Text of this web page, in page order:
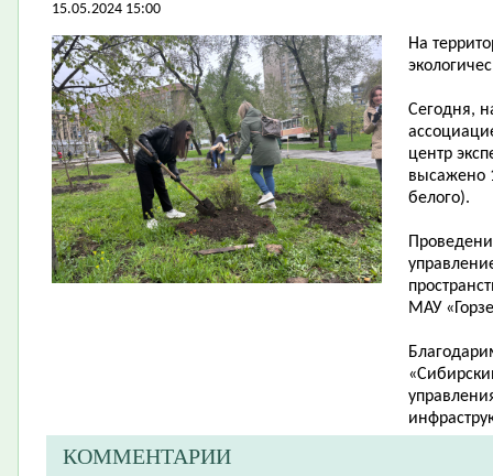
15.05.2024 15:00
​На
Сегодня,
центр
высажено
белого).
МАУ
КОММЕНТАРИИ